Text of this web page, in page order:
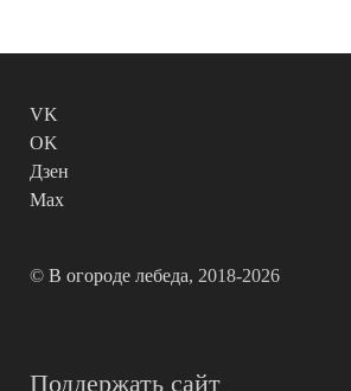
VK
OK
Дзен
Max
© В огороде лебеда, 2018-2026
Поддержать сайт